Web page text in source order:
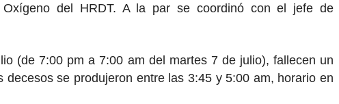
del HRDT. A la par se coordinó con el jefe de
(de 7:00 pm a 7:00 am del martes 7 de julio), fallecen un
se produjeron entre las 3:45 y 5:00 am, horario en